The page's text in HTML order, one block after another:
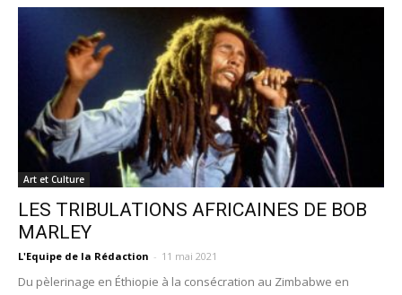
Art et Culture
LES TRIBULATIONS AFRICAINES DE BOB
MARLEY
L'Equipe de la Rédaction - 11 mai 2021
Du pèlerinage en Éthiopie à la consécration au Zimbabwe en